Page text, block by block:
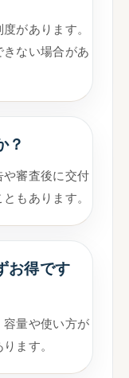
があります。
ない場合があ
？
や審査後に交付
もあります。
お得です
量や使い方が
ます。